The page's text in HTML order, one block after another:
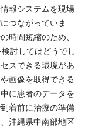
報システムを現場
つながっていま
時間短縮のため、
討してはどうでし
スできる環境があ
画像を取得できる
に患者のデータを
着前に治療の準備
沖縄県中南部地区